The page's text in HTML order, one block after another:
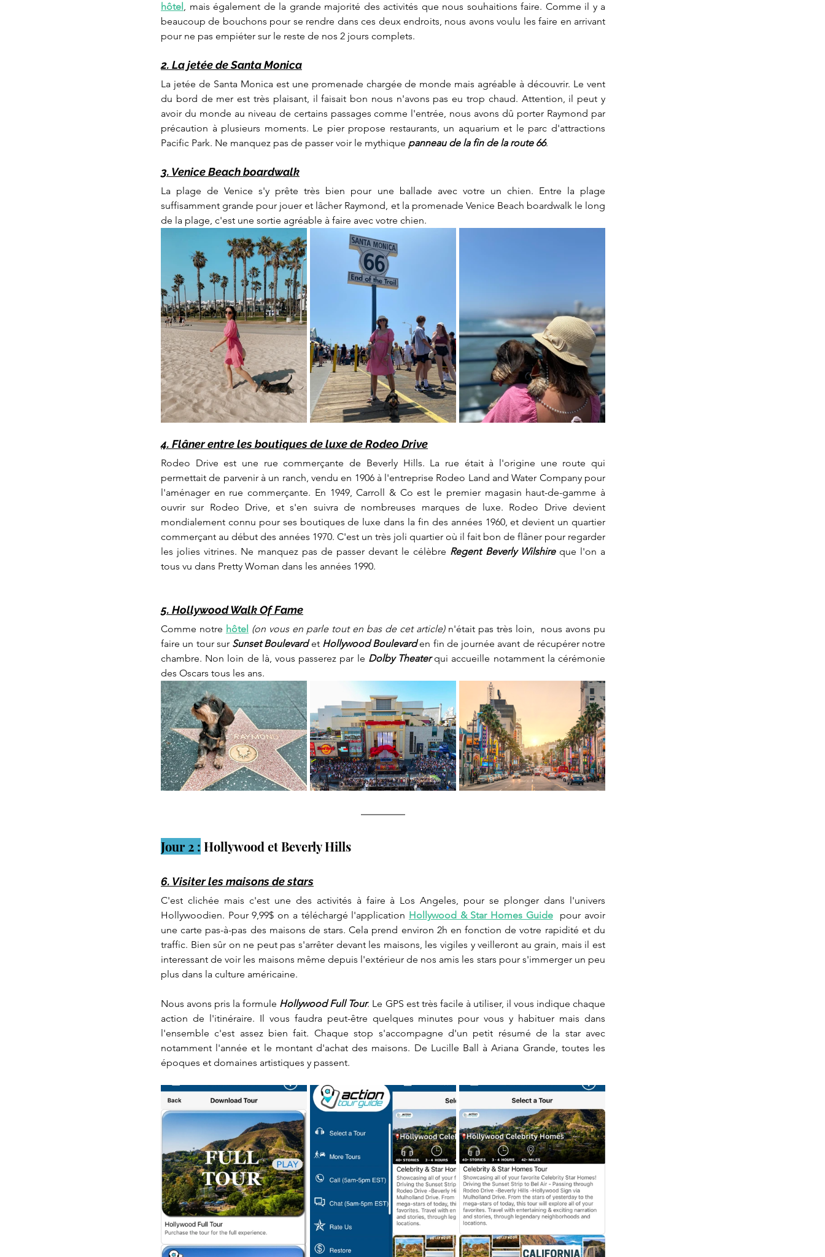
hôtel, mais également de la grande majorité des activités que nous souhaitions faire. Comme il y a
beaucoup de bouchons pour se rendre dans ces deux endroits, nous avons voulu les faire en arrivant
pour ne pas empiéter sur le reste de nos 2 jours complets.
2. La jetée de Santa Monica
La jetée de Santa Monica est une promenade chargée de monde mais agréable à découvrir. Le vent
du bord de mer est très plaisant, il faisait bon nous n'avons pas eu trop chaud. Attention, il peut y
avoir du monde au niveau de certains passages comme l'entrée, nous avons dû porter Raymond par
précaution à plusieurs moments. Le pier propose restaurants, un aquarium et le parc d'attractions
Pacific Park. Ne manquez pas de passer voir le mythique panneau de la fin de la route 66.
3. Venice Beach boardwalk
La plage de Venice s'y prête très bien pour une ballade avec votre un chien. Entre la plage
suffisamment grande pour jouer et lâcher Raymond, et la promenade Venice Beach boardwalk le long
de la plage, c'est une sortie agréable à faire avec votre chien.
4. Flâner entre les boutiques de luxe de Rodeo Drive
Rodeo Drive est une rue commerçante de Beverly Hills. La rue était à l'origine une route qui
permettait de parvenir à un ranch, vendu en 1906 à l'entreprise Rodeo Land and Water Company pour
l'aménager en rue commerçante. En 1949, Carroll & Co est le premier magasin haut-de-gamme à
ouvrir sur Rodeo Drive, et s'en suivra de nombreuses marques de luxe. Rodeo Drive devient
mondialement connu pour ses boutiques de luxe dans la fin des années 1960, et devient un quartier
commerçant au début des années 1970. C'est un très joli quartier où il fait bon de flâner pour regarder
les jolies vitrines. Ne manquez pas de passer devant le célèbre Regent Beverly Wilshire que l'on a
tous vu dans Pretty Woman dans les années 1990.
5. Hollywood Walk Of Fame
Comme notre hôtel (on vous en parle tout en bas de cet article) n'était pas très loin,  nous avons pu
faire un tour sur Sunset Boulevard et Hollywood Boulevard en fin de journée avant de récupérer notre
chambre. Non loin de là, vous passerez par le Dolby Theater qui accueille notamment la cérémonie
des Oscars tous les ans.
Jour 2 : Hollywood et Beverly Hills
6. Visiter les maisons de stars
C'est clichée mais c'est une des activités à faire à Los Angeles, pour se plonger dans l'univers
Hollywoodien. Pour 9,99$ on a téléchargé l'application Hollywood & Star Homes Guide
  pour avoir
une carte pas-à-pas des maisons de stars. Cela prend environ 2h en fonction de votre rapidité et du
traffic. Bien sûr on ne peut pas s'arrêter devant les maisons, les vigiles y veilleront au grain, mais il est
interessant de voir les maisons même depuis l'extérieur de nos amis les stars pour s'immerger un peu
plus dans la culture américaine.
Nous avons pris la formule Hollywood Full Tour. Le GPS est très facile à utiliser, il vous indique chaque
action de l'itinéraire. Il vous faudra peut-être quelques minutes pour vous y habituer mais dans
l'ensemble c'est assez bien fait. Chaque stop s'accompagne d'un petit résumé de la star avec
notamment l'année et le montant d'achat des maisons. De Lucille Ball à Ariana Grande, toutes les
époques et domaines artistiques y passent.